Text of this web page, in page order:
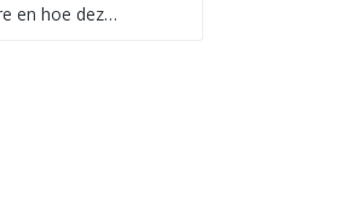
en hoe dez…